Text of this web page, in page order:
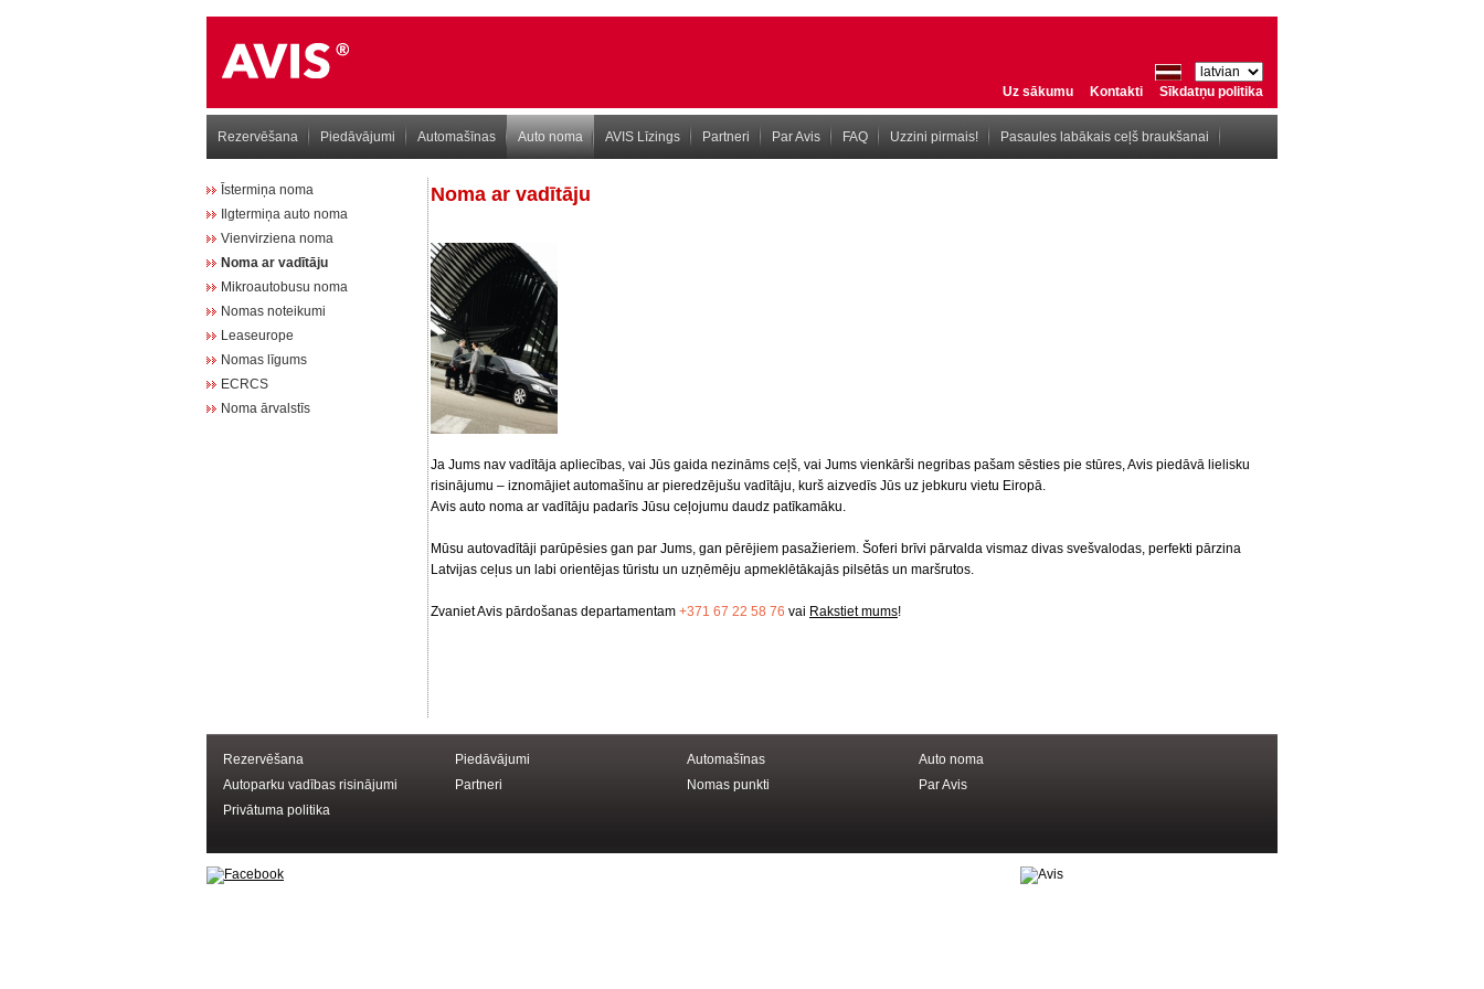
Sīkdatņu politika
Kontakti
Uz sākumu
Rezervēšana Piedāvājumi Automašīnas Auto noma AVIS Līzings Partneri Par Avis FAQ Uzzini pirmais! Pasaules labākais ceļš braukšanai
Īstermiņa noma
Ilgtermiņa auto noma
Vienvirziena noma
Noma ar vadītāju
Mikroautobusu noma
Nomas noteikumi
Leaseurope
Nomas līgums
ECRCS
Noma ārvalstīs
Noma ar vadītāju
Ja Jums nav vadītāja apliecības, vai Jūs gaida nezināms ceļš, vai Jums vienkārši negribas pašam sēsties pie stūres, Avis piedāvā lielisku
risinājumu – iznomājiet automašīnu ar pieredzējušu vadītāju, kurš aizvedīs Jūs uz jebkuru vietu Eiropā.
Avis auto noma ar vadītāju padarīs Jūsu ceļojumu daudz patīkamāku.
Mūsu autovadītāji parūpēsies gan par Jums, gan pērējiem pasažieriem. Šoferi brīvi pārvalda vismaz divas svešvalodas, perfekti pārzina
Latvijas ceļus un labi orientējas tūristu un uzņēmēju apmeklētākajās pilsētās un maršrutos.
Zvaniet Avis pārdošanas departamentam +371 67 22 58 76 vai Rakstiet mums!
Rezervēšana Piedāvājumi Automašīnas
Auto noma
Autoparku vadības risinājumi
Partneri Nomas punkti
Par Avis
Privātuma politika